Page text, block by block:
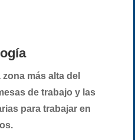
más alta del
de trabajo y las
para trabajar en